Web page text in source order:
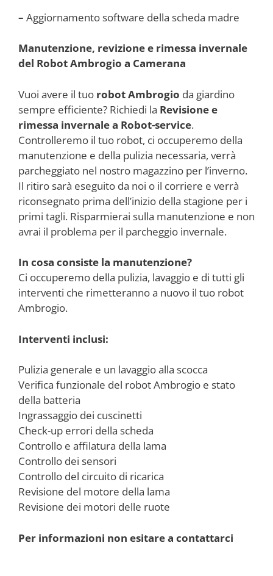
– Aggiornamento software della scheda madre
Manutenzione, revizione e rimessa invernale
del Robot Ambrogio a Camerana
Vuoi avere il tuo robot Ambrogio da giardino
sempre efficiente? Richiedi la Revisione e
rimessa invernale a Robot-service.
Controlleremo il tuo robot, ci occuperemo della
manutenzione e della pulizia necessaria, verrà
parcheggiato nel nostro magazzino per l’inverno.
Il ritiro sarà eseguito da noi o il corriere e verrà
riconsegnato prima dell’inizio della stagione per i
primi tagli. Risparmierai sulla manutenzione e non
avrai il problema per il parcheggio invernale.
In cosa consiste la manutenzione?
Ci occuperemo della pulizia, lavaggio e di tutti gli
interventi che rimetteranno a nuovo il tuo robot
Ambrogio.
Interventi inclusi:
Pulizia generale e un lavaggio alla scocca
Verifica funzionale del robot Ambrogio e stato
della batteria
Ingrassaggio dei cuscinetti
Check-up errori della scheda
Controllo e affilatura della lama
Controllo dei sensori
Controllo del circuito di ricarica
Revisione del motore della lama
Revisione dei motori delle ruote
Per informazioni non esitare a contattarci